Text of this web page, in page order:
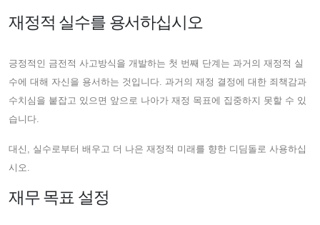
재정적 실수를 용서하십시오
긍정적인 금전적 사고방식을 개발하는 첫 번째 단계는 과거의 재정적 실
수에 대해 자신을 용서하는 것입니다. 과거의 재정 결정에 대한 죄책감과
수치심을 붙잡고 있으면 앞으로 나아가 재정 목표에 집중하지 못할 수 있
습니다.
대신, 실수로부터 배우고 더 나은 재정적 미래를 향한 디딤돌로 사용하십
시오.
재무 목표 설정